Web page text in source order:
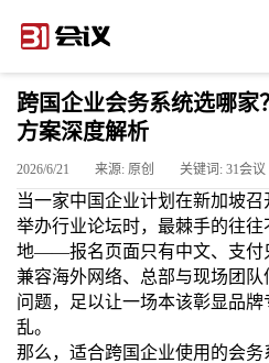
跨国企业会务系统选哪家
方案深度解析
2026/6/21 来源: 原创 关键词: 31会
当一家中国企业计划在新加坡
举办行业论坛时，最棘手的往
地——报名页面只有中文、支付
兼容海外网络、总部与现场团
问题，足以让一场本该彰显品
乱。
那么，适合跨国企业使用的会务